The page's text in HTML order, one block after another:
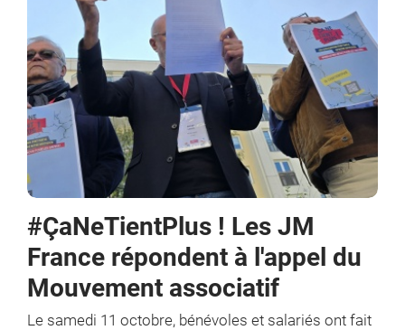
#ÇaNeTientPlus ! Les JM
France répondent à l'appel du
Mouvement associatif
Le samedi 11 octobre, bénévoles et salariés ont fait